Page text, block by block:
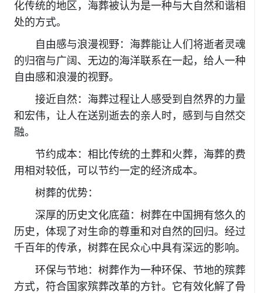
化传统的地区，海葬被认为是一种与大自然和谐相
处的方式。
自由感与浪漫视野：海葬能让人们将逝者灵魂
的归宿与广阔、无边的海洋联系在一起，给人一种
自由感和浪漫的视野。
接近自然：海葬过程让人感受到自然界的力量
和宏伟，让人在送别逝去的亲人时，感到与自然交
融。
节约成本：相比传统的土葬和火葬，海葬的费
用相对较低，可以节约一定的经济成本。
树葬的优势：
深厚的历史文化底蕴：树葬在中国拥有悠久的
历史，体现了对生命的尊重和对自然的回归。经过
千百年的传承，树葬在民众心中具有深远的影响。
环保与节地：树葬作为一种环保、节地的殡葬
方式，符合国家殡葬改革的方针。它有效化解了骨